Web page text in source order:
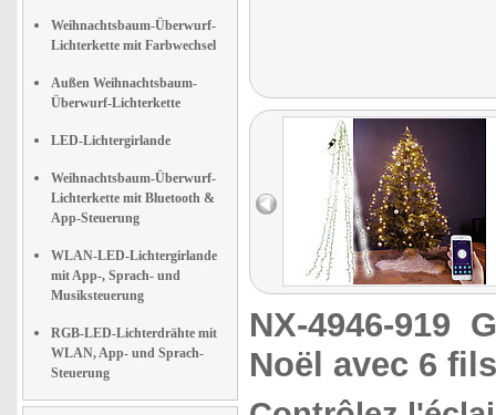
Weihnachtsbaum-Überwurf-
Lichterkette mit Farbwechsel
Außen Weihnachtsbaum-
Überwurf-Lichterkette
LED-Lichtergirlande
Weihnachtsbaum-Überwurf-
Lichterkette mit Bluetooth &
App-Steuerung
WLAN-LED-Lichtergirlande
mit App-, Sprach- und
Musiksteuerung
RGB-LED-Lichterdrähte mit
WLAN, App- und Sprach-
Steuerung
NX-4946-919
Noël avec 6